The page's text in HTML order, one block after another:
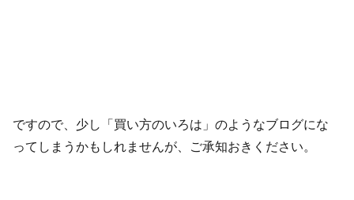
ですので、少し「買い方のいろは」のようなブログにな
ってしまうかもしれませんが、ご承知おきください。